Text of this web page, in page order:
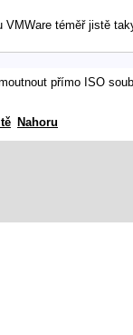
téměř jistě
přímo ISO
Nahoru